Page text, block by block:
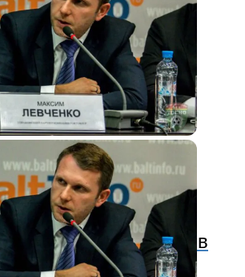
«Тосно»: Перед
стоит задача выйти в